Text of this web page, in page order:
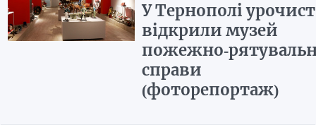
У Тернополі
відкрили музей
пожежно-
справи
(фоторепортаж)